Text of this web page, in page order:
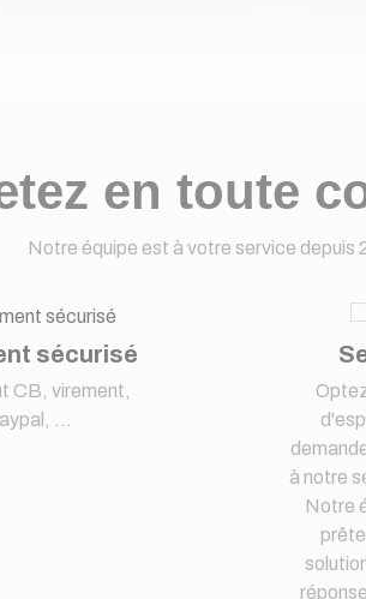
en toute
Notre équipe est à votre service depuis
sécurisé
CB, virement,
...
à notre
Notre